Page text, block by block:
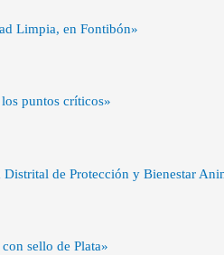
Limpia, en Fontibón»
puntos críticos»
de Protección y Bienestar
sello de Plata»